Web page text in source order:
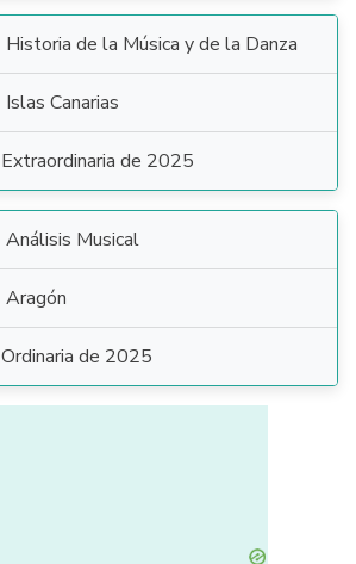
Historia de la Música y de la Danza
Islas Canarias
Extraordinaria de 2025
Análisis Musical
Aragón
Ordinaria de 2025